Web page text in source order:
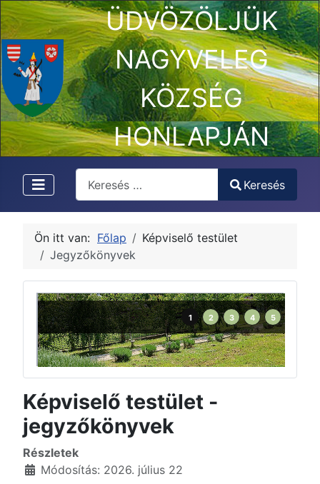
ÜDVÖZÖLJÜK
NAGYVELEG
KÖZSÉG
HONLAPJÁN
Type 2 or more characters for results.
Keresés
Ön itt van: Főlap
Képviselő testület
Jegyzőkönyvek
1 2 3 4 5
Képviselő testület -
jegyzőkönyvek
Részletek
Módosítás: 2026. július 22